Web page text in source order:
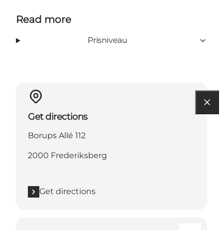
Read more
Prisniveau
Get directions
Borups Allé 112
2000 Frederiksberg
Get directions